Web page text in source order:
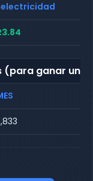
(para ganar